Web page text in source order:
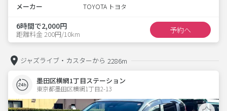
メーカー TOYOTA トヨタ
6時間で2,000円
距離料金 200円/10km 予約へ
ジャズライブ・カスターから 2286m
墨田区横網1丁目ステーション
東京都墨田区横網1丁目2-13